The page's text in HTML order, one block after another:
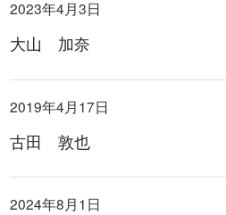
2023年4月3日
大山 加奈
2019年4月17日
古田 敦也
2024年8月1日